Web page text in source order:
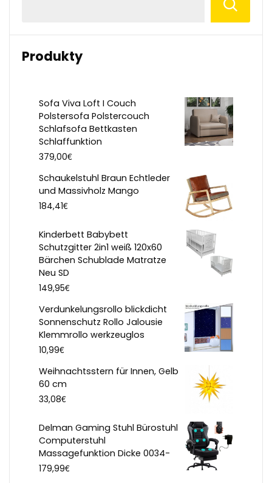
Produkty
Sofa Viva Loft I Couch
Polstersofa Polstercouch
Schlafsofa Bettkasten
Schlaffunktion
379,00€
Schaukelstuhl Braun Echtleder
und Massivholz Mango
184,41€
Kinderbett Babybett
Schutzgitter 2in1 weiß 120x60
Bärchen Schublade Matratze
Neu SD
149,95€
Verdunkelungsrollo blickdicht
Sonnenschutz Rollo Jalousie
Klemmrollo werkzeuglos
10,99€
Weihnachtsstern für Innen, Gelb
60 cm
33,08€
Delman Gaming Stuhl Bürostuhl
Computerstuhl
Massagefunktion Dicke 0034-
179,99€